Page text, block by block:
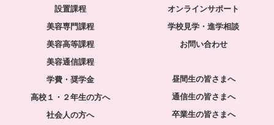
設置課程
美容専門課程
美容高等課程
美容通信課程
学費・奨学金
高校１・２年生の方へ
社会人の方へ
オンラインサポート
学校見学・進学相談
お問い合わせ
昼間生の皆さまへ
通信生の皆さまへ
卒業生の皆さまへ